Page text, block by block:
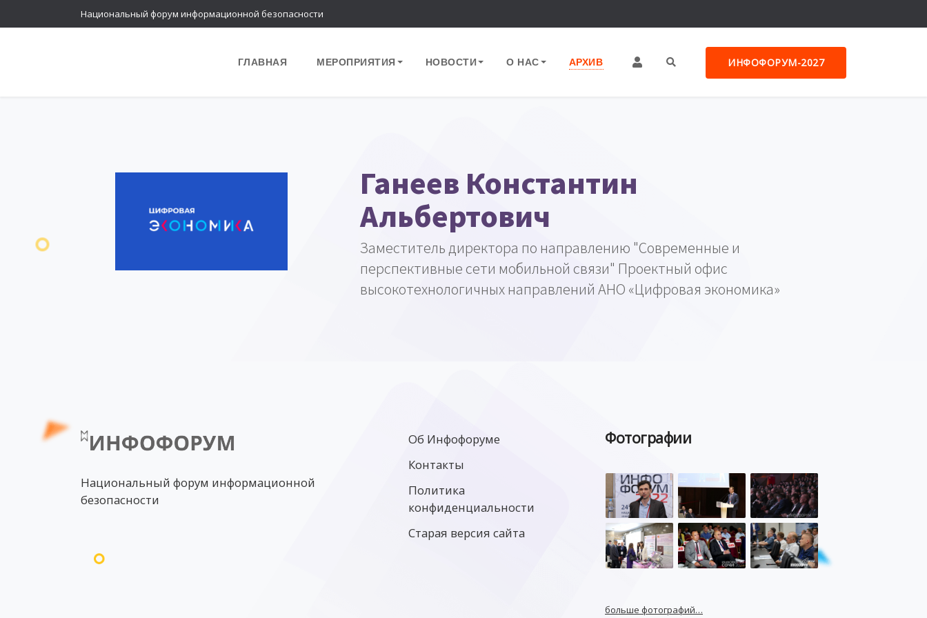
Национальный форум информационной безопасности
ГЛАВНАЯ МЕРОПРИЯТИЯ НОВОСТИ О НАС АРХИВ ИНФОФОРУМ-2027
Ганеев Константин
Альбертович
Заместитель директора по направлению "Современные и
перспективные сети мобильной связи" Проектный офис
высокотехнологичных направлений АНО «Цифровая экономика»
Национальный форум информационной
безопасности
Об Инфофоруме
Контакты
Политика
конфиденциальности
Старая версия сайта
Фотографии
больше фотографий…